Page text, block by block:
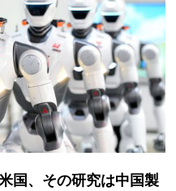
国、その研究は中国製